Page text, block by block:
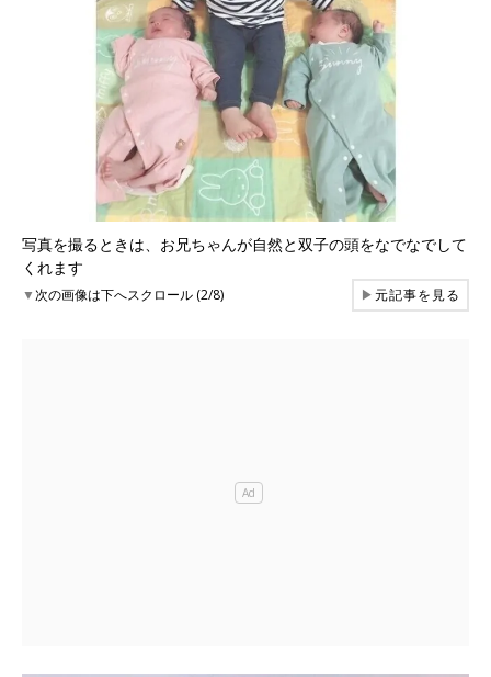
写真を撮るときは、お兄ちゃんが自然と双子の頭をなでなでして
くれます
▼次の画像は下へスクロール (2/8) ▶元記事を見る